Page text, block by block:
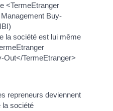
<TermeEtranger
Buy-
la société est lui même
Out</TermeEtranger>
repreneurs deviennent
la société